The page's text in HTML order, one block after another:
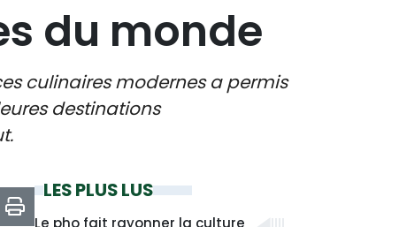
du monde
culinaires modernes a permis
destinations
LES PLUS LUS
Le pho fait rayonner la culture